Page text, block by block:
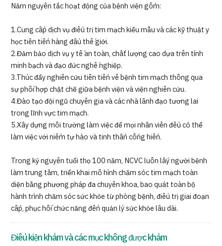
Năm nguyên tắc hoạt động của bệnh viện gồm:
1.Cung cấp dịch vụ điều trị tim mạch kiểu mẫu và các kỹ thuật y
học tiên tiến hàng đầu thế giới.
2.Đảm bảo dịch vụ y tế an toàn, chất lượng cao dựa trên tính
minh bạch và đạo đức nghề nghiệp.
3.Thúc đẩy nghiên cứu tiên tiến về bệnh tim mạch thông qua
sự phối hợp chặt chẽ giữa bệnh viện và viện nghiên cứu.
4.Đào tạo đội ngũ chuyên gia và các nhà lãnh đạo tương lai
trong lĩnh vực tim mạch.
5.Xây dựng môi trường làm việc để mọi nhân viên đều có thể
làm việc với niềm tự hào và tinh thần cống hiến.
Trong kỷ nguyên tuổi thọ 100 năm, NCVC luôn lấy người bệnh
làm trung tâm, triển khai mô hình chăm sóc tim mạch toàn
diện bằng phương pháp đa chuyên khoa, bao quát toàn bộ
hành trình chăm sóc sức khỏe từ phòng bệnh, điều trị giai đoạn
cấp, phục hồi chức năng đến quản lý sức khỏe lâu dài.
Điều kiện khám và các mục không được khám